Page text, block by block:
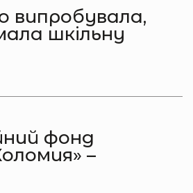
випробувала,
шкільну
фонд
–